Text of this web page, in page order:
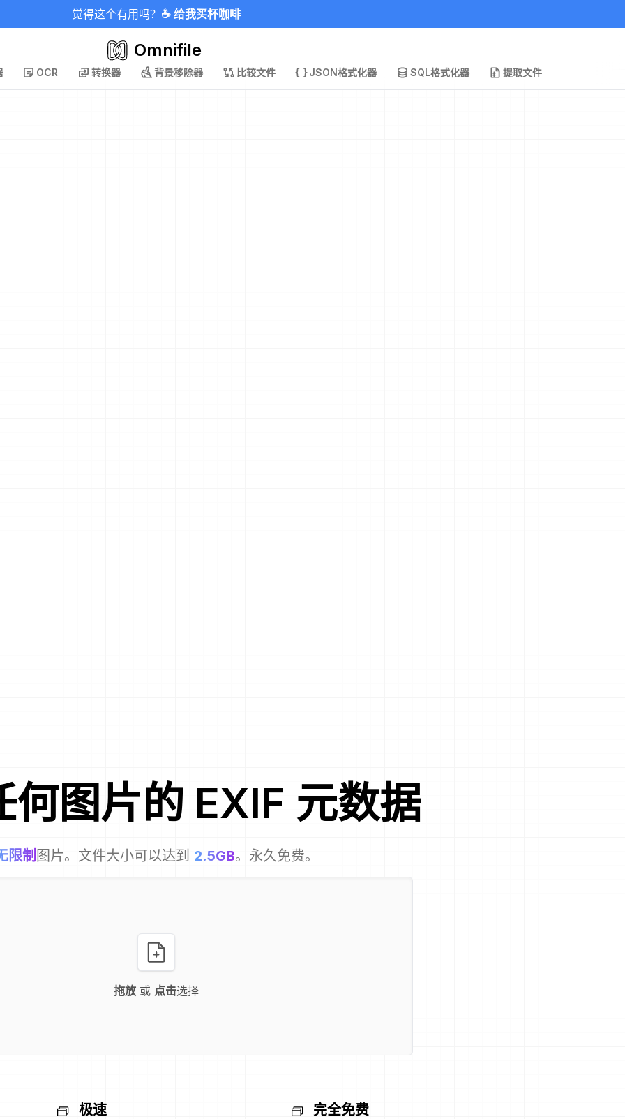
觉得这个有用吗？ ☕ 给我买杯咖啡
Omnifile
OCR 转换器 背景移除器 比较文件 JSON格式化器 SQL格式化器 提取文件
何图片的 EXIF 元数据
限制 图片。文件大小可以达到 2.5GB。永久免费。
拖放 或 点击选择
极速 完全免费